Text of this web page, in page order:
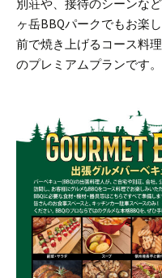
別荘や、接待のシーンな
ヶ岳BBQパークでもお楽
前で焼き上げるコース料
のプレミアムプランです。